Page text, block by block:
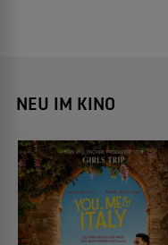
NEU IM KINO